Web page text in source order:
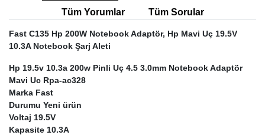
Tüm Yorumlar Tüm Sorular
Fast C135 Hp 200W Notebook Adaptör, Hp Mavi Uç 19.5V
10.3A Notebook Şarj Aleti
Hp 19.5v 10.3a 200w Pinli Uç 4.5 3.0mm Notebook Adaptör
Mavi Uc Rpa-ac328
Marka Fast
Durumu Yeni ürün
Voltaj 19.5V
Kapasite 10.3A